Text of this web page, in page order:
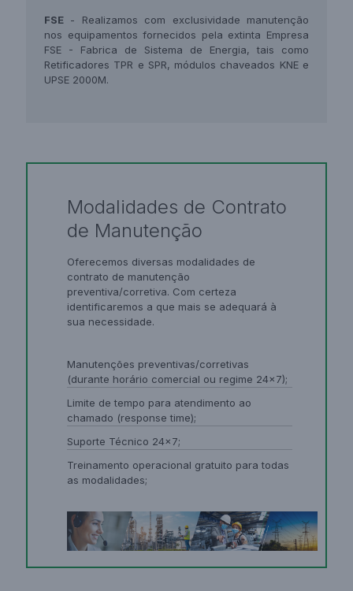
FSE- Realizamos com exclusividade manutenção
nos equipamentos fornecidos pela extinta Empresa
FSE - Fabrica de Sistema de Energia, tais como
Retificadores TPR e SPR, módulos chaveados KNE e
UPSE 2000M.
Modalidades de Contrato
de Manutenção
Oferecemos diversas modalidades de
contrato de manutenção
preventiva/corretiva. Com certeza
identificaremos a que mais se adequará à
sua necessidade.
Manutenções preventivas/corretivas
(durante horário comercial ou regime 24×7);
Limite de tempo para atendimento ao
chamado (response time);
Suporte Técnico 24×7;
Treinamento operacional gratuito para todas
as modalidades;